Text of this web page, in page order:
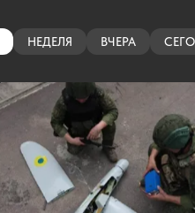
В Ярославле
05.08.2026 17:01|
Т2 признан
бесплатных сервисов
кибербезопасности
05.08.2026 16:47 |
Ярославский
Москве
05.08.2026 16:01 |ХОККЕЙ
НЕДЕЛЯ ВЧЕРА